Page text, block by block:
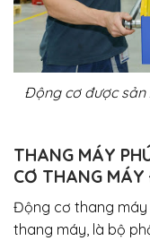
Động cơ được sản
THANG MÁY
CƠ THANG
Động cơ thang
thang máy, là bộ